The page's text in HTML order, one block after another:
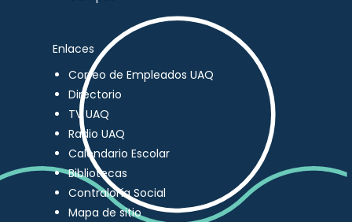
Enlaces
Correo de Empleados UAQ
Directorio
TV UAQ
Radio UAQ
Calendario Escolar
Bibliotecas
Contraloría Social
Mapa de sitio